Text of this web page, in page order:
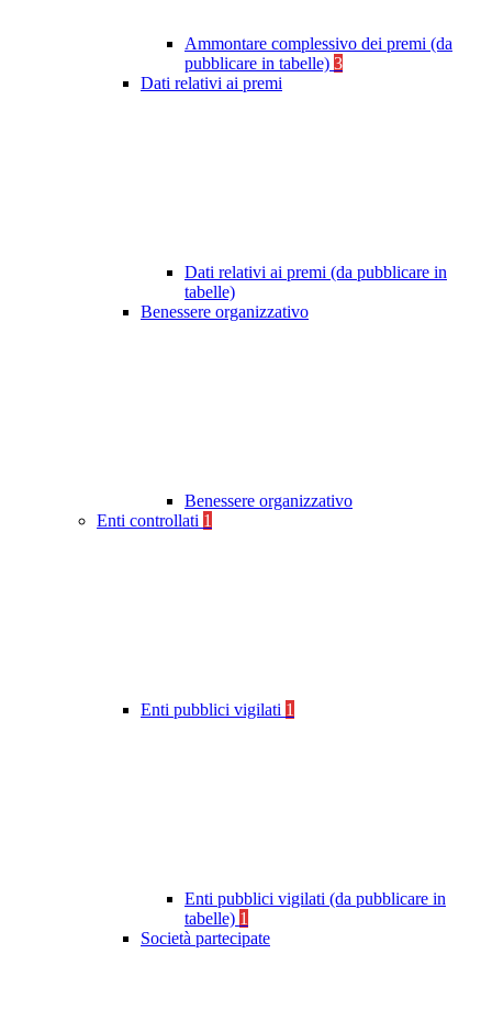
Ammontare complessivo dei premi (da
pubblicare in tabelle) 3
Dati relativi ai premi
Dati relativi ai premi (da pubblicare in
tabelle)
Benessere organizzativo
Benessere organizzativo
Enti controllati 1
Enti pubblici vigilati 1
Enti pubblici vigilati (da pubblicare in
tabelle) 1
Società partecipate